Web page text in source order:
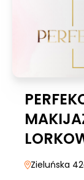
Zieluńska